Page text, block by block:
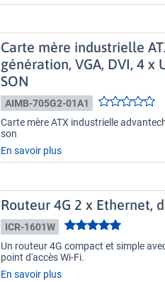
Carte mère industrielle
génération, VGA, DVI, 4 x
SON
AIMB-705G2-01A1
Carte mère ATX industrielle
son
En savoir plus
Routeur 4G 2 x Ethernet,
ICR-1601W
Un routeur 4G compact et simple
point d'accès Wi-Fi.
En savoir plus